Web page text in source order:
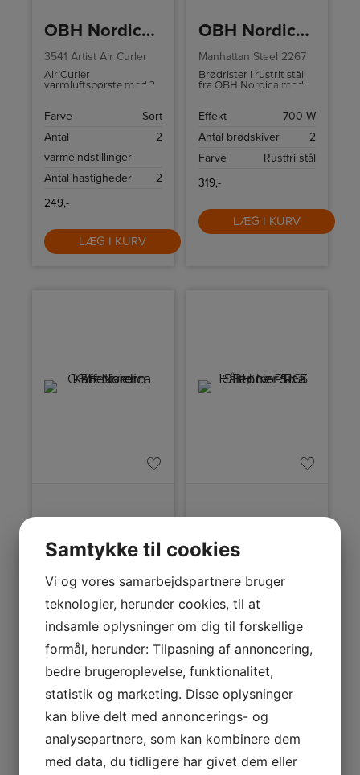
OBH Nordica Varmluftsbørste
3541 Artist Air Curler
Air Curler
varmluftsbørste med 2
passer til både tørt og
Farve
Sort
Antal
varmeindstillinger
2
Antal hastigheder
2
249,-
LÆG I KURV
OBH Nordica Brødrister
Manhattan Steel 2267
Brødrister i rustrit stål
fra OBH Nordica med
high-lift funktion samt
Effekt
700 W
Antal brødskiver
2
Farve
Rustfri stål
319,-
LÆG I KURV
Precision
9 indstillinger, fra
espressokaffe, filterkaffe
og til grovmalet
stempelkaffe.
efter malning. Aftageligt
rengøring.
Vægt
1,3 kg
Farve
Sort
LÆG I KURV
5163 Silence PRO
Støjsvag Silence Pro
hårtørrer med 3
varmeindstillinger og 2
hastigheder samt heat
boost- og
koldluftsfunktionen.
Effekt
2000 W
Antal
varmeindstillinger
4 +
LÆG I KURV
Samtykke til cookies
Vi og vores samarbejdspartnere bruger
teknologier, herunder cookies, til at
indsamle oplysninger om dig til forskellige
formål, herunder: Tilpasning af annoncering,
bedre brugeroplevelse, funktionalitet,
statistik og marketing. Disse oplysninger
kan blive delt med annoncerings- og
analysepartnere, som kan kombinere dem
med data, du tidligere har givet dem eller